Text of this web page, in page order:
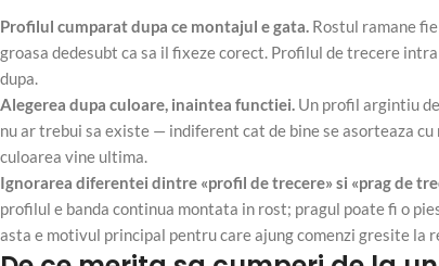
Profilul cumparat dupa ce montajul e gata. Rostul ramane
groasa dedesubt ca sa il fixeze corect. Profilul de trecere
dupa.
Alegerea dupa culoare, inaintea functiei. Un profil argintiu
nu ar trebui sa existe — indiferent cat de bine se asorteaza
culoarea vine ultima.
Ignorarea diferentei dintre «profil de trecere» si «prag de
profilul e banda continua montata in rost; pragul poate fi o
asta e motivul principal pentru care ajung comenzi gresite la